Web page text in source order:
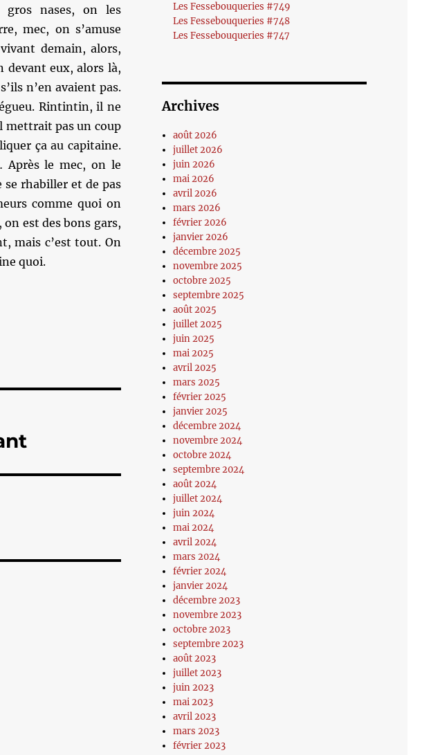
gros nases, on les
mec, on s’amuse
demain, alors,
devant eux, alors là,
n’en avaient pas.
Rintintin, il ne
mettrait pas un coup
ça au capitaine.
Après le mec, on le
rhabiller et de pas
comme quoi on
est des bons gars,
mais c’est tout. On
quoi.
Les Fessebouqueries #749
Les Fessebouqueries #748
Les Fessebouqueries #747
Archives
août 2026
juillet 2026
juin 2026
mai 2026
avril 2026
mars 2026
février 2026
janvier 2026
décembre 2025
novembre 2025
octobre 2025
septembre 2025
août 2025
juillet 2025
juin 2025
mai 2025
avril 2025
mars 2025
février 2025
janvier 2025
décembre 2024
novembre 2024
octobre 2024
septembre 2024
août 2024
juillet 2024
juin 2024
mai 2024
avril 2024
mars 2024
février 2024
janvier 2024
décembre 2023
novembre 2023
octobre 2023
septembre 2023
août 2023
juillet 2023
juin 2023
mai 2023
avril 2023
mars 2023
février 2023